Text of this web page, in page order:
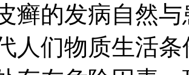
癣的发病自然
人们物质生活